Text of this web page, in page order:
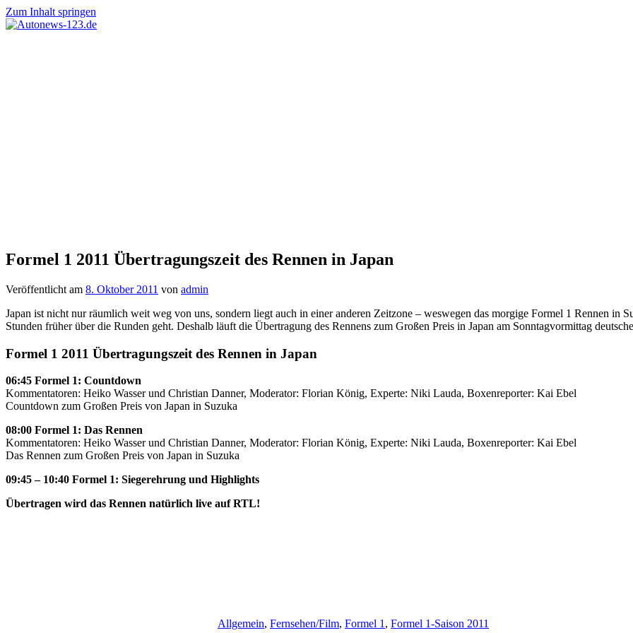
Zum Inhalt springen
Formel 1 2011 Übertragungszeit des Rennen in Japan
Veröffentlicht am 8. Oktober 2011 von admin
Japan ist nicht nur räumlich weit weg von uns, sondern liegt auch in einer anderen Zeitzone – weswegen das morgige Formel 1 Rennen in
Stunden früher über die Runden geht. Deshalb läuft die Übertragung des Rennens zum Großen Preis in Japan am Sonntagvormittag
Formel 1 2011 Übertragungszeit des Rennen in Japan
06:45 Formel 1: Countdown
Kommentatoren: Heiko Wasser und Christian Danner, Moderator: Florian König, Experte: Niki Lauda, Boxenreporter: Kai Ebel
Countdown zum Großen Preis von Japan in Suzuka
08:00 Formel 1: Das Rennen
Kommentatoren: Heiko Wasser und Christian Danner, Moderator: Florian König, Experte: Niki Lauda, Boxenreporter: Kai Ebel
Das Rennen zum Großen Preis von Japan in Suzuka
09:45 – 10:40 Formel 1: Siegerehrung und Highlights
Übertragen wird das Rennen natürlich live auf RTL!
Allgemein, Fernsehen/Film, Formel 1 , Formel 1-Saison 2011